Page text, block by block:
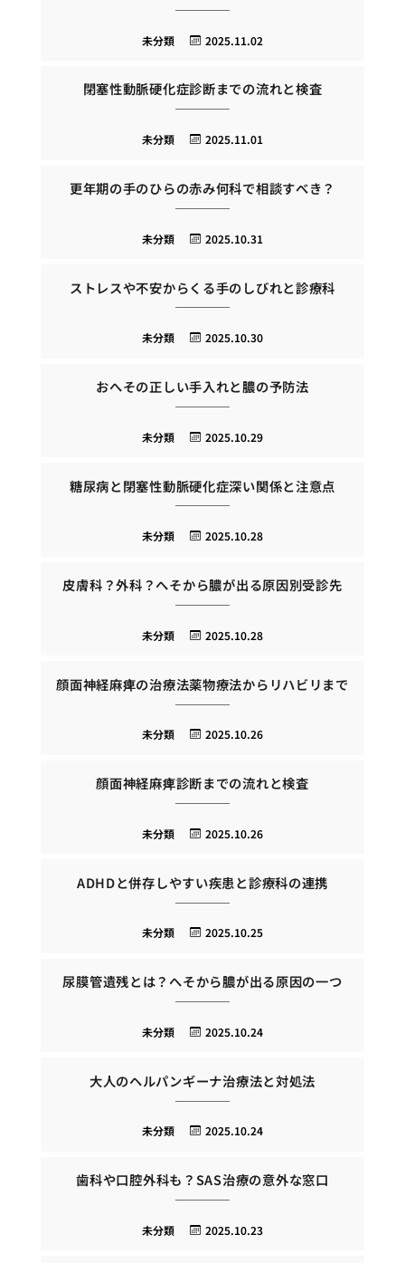
2025.11.02
未分類
閉塞性動脈硬化症診断までの流れと検査
2025.11.01
未分類
更年期の手のひらの赤み何科で相談すべき？
2025.10.31
未分類
ストレスや不安からくる手のしびれと診療科
2025.10.30
未分類
おへその正しい手入れと膿の予防法
2025.10.29
未分類
糖尿病と閉塞性動脈硬化症深い関係と注意点
2025.10.28
未分類
皮膚科？外科？へそから膿が出る原因別受診先
2025.10.28
未分類
顔面神経麻痺の治療法薬物療法からリハビリまで
2025.10.26
未分類
顔面神経麻痺診断までの流れと検査
2025.10.26
未分類
ADHDと併存しやすい疾患と診療科の連携
2025.10.25
未分類
尿膜管遺残とは？へそから膿が出る原因の一つ
2025.10.24
未分類
大人のヘルパンギーナ治療法と対処法
2025.10.24
未分類
歯科や口腔外科も？SAS治療の意外な窓口
2025.10.23
未分類